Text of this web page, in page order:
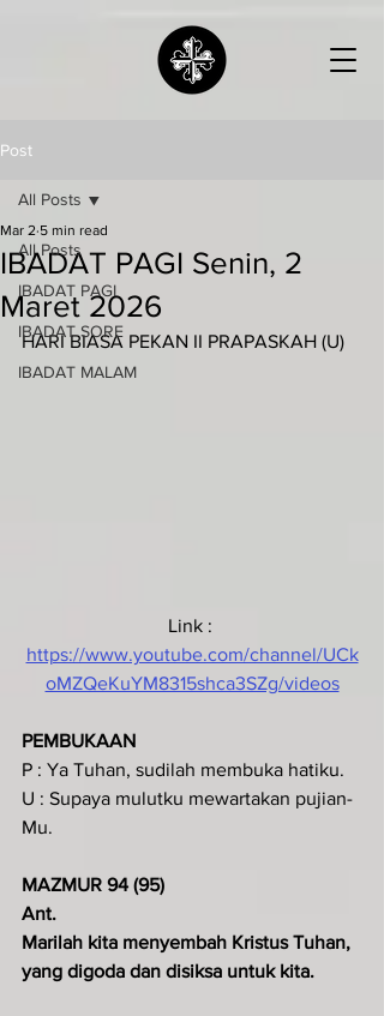
Post
All Posts
IBADAT PAGI
IBADAT SORE
IBADAT MALAM
All Posts
IBADAT PAGI Senin, 2
Maret 2026
Mar 2 5 min read
HARI BIASA PEKAN II PRAPASKAH (U)
Link :
https://www.youtube.com/channel/UCk
oMZQeKuYM8315shca3SZg/videos
PEMBUKAAN
P : Ya Tuhan, sudilah membuka hatiku.
U : Supaya mulutku mewartakan pujian-
Mu.
MAZMUR 94 (95)
Ant.
Marilah kita menyembah Kristus Tuhan,
yang digoda dan disiksa untuk kita.